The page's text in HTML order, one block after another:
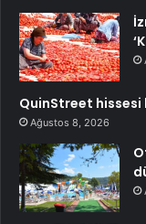
QuinStreet
Ağustos 8, 2026